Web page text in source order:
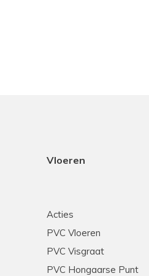
Vloeren
Acties
PVC Vloeren
PVC Visgraat
PVC Hongaarse Punt